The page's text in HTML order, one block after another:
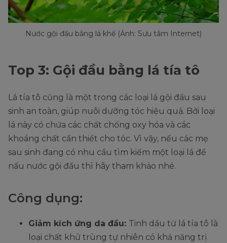
Nước gội đầu bằng lá khế (Ảnh: Sưu tầm Internet)
Top 3: Gội đầu bằng lá tía tô
Lá tía tô cũng là một trong các loại lá gội đầu sau
sinh an toàn, giúp nuôi dưỡng tóc hiệu quả. Bởi loại
lá này có chứa các chất chống oxy hóa và các
khoáng chất cần thiết cho tóc. Vì vậy, nếu các mẹ
sau sinh đang có nhu cầu tìm kiếm một loại lá để
nấu nước gội đầu thì hãy tham khảo nhé.
Công dụng:
Giảm kích ứng da đầu: Tinh dầu từ lá tía tô là
loại chất khử trùng tự nhiên có khả năng trị